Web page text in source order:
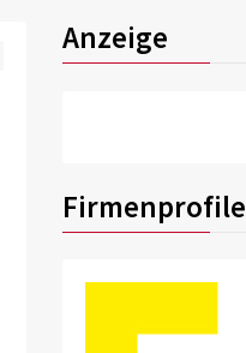
Anzeige
Firmenprofile